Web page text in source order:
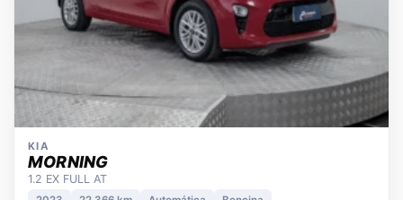
KIA
MORNING
1.2 EX FULL AT